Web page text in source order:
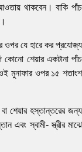
থাকবেন। বাকি পাঁচ
ওপর যে হারে কর প্রযোজ্য
কোনো শেয়ার একটানা পাঁচ
ওই মুনাফার ওপর ১৫ শতাংশ
শেয়ার হস্তান্তরের জন্য
এবং স্বামী- স্ত্রীর মাঝে